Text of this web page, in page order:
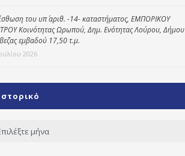
του υπ΄ αριθ. -14- καταστήματος, ΕΜΠΟΡΙΚΟΥ
Κοινότητας Ωρωπού, Δημ. Ενότητας Λούρου, Δήμου
εμβαδού 17,50 τ.μ.
2026